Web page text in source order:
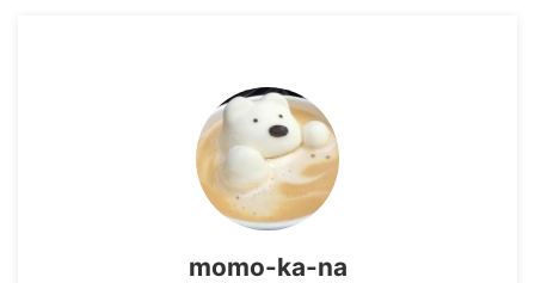
momo-ka-na